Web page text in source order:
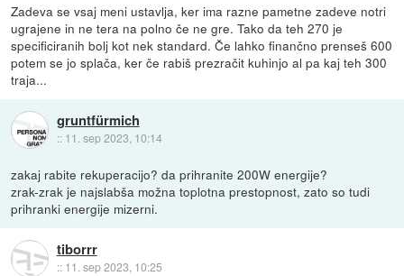
Zadeva se vsaj meni ustavlja, ker ima razne pametne zadeve notri
ugrajene in ne tera na polno če ne gre. Tako da teh 270 je
specificiranih bolj kot nek standard. Če lahko finančno prenseš 600
potem se jo splača, ker če rabiš prezračit kuhinjo al pa kaj teh 300
traja...
gruntfürmich
:: 11. sep 2023, 10:14
zakaj rabite rekuperacijo? da prihranite 200W energije?
zrak-zrak je najslabša možna toplotna prestopnost, zato so tudi
prihranki energije mizerni.
tiborrr
:: 11. sep 2023, 10:25